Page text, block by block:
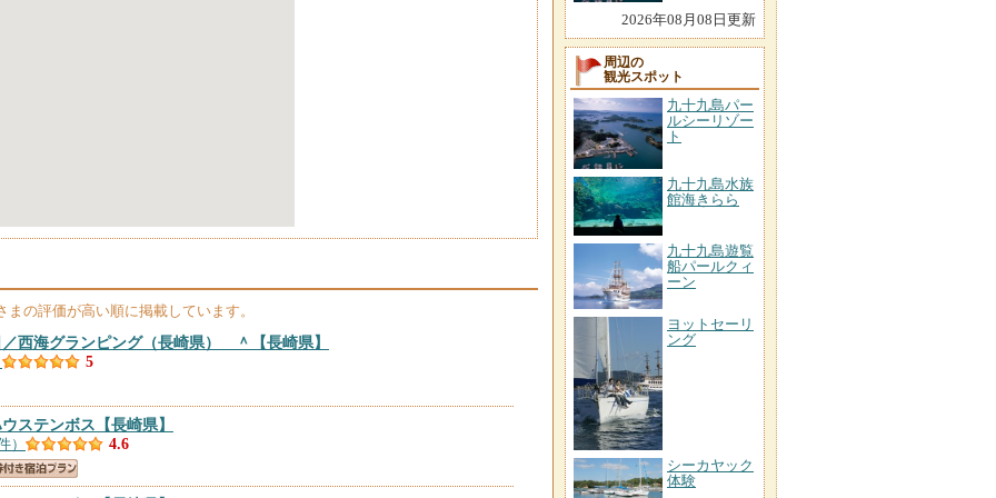
の評価が高い順に掲載しています。
西海グランピング（長崎県） ＾ 【長崎県】
5
ステンボス 【長崎県】
） 4.6
2026年08月08日更新
周辺の
観光スポット
九十九島パー
ルシーリゾー
ト
九十九島水族
館海きらら
九十九島遊覧
船パールクィ
ーン
ヨットセーリ
ング
シーカヤック
体験